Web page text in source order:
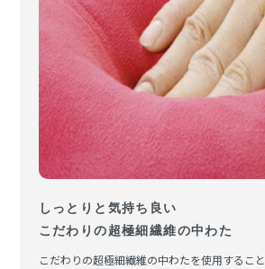
しっとりと気持ち良い
こだわりの超極細繊維の中わた
こだわりの超極細繊維の中わたを使用するこ